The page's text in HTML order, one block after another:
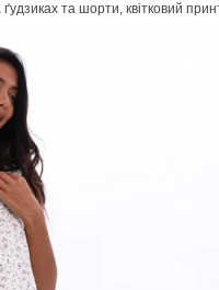
та шорти, квітковий